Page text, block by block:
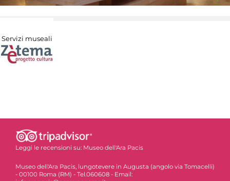
Servizi museali
Leggi le recensioni su: Museo dell'Ara Pacis
Museo dell'Ara Pacis, lungotevere in Augusta (angolo via Tomacelli)
- 00100 Roma (RM) - Tel.060608 - Email: